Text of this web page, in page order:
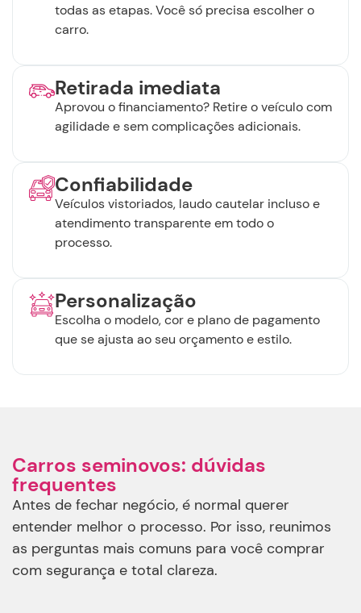
todas as etapas. Você só precisa escolher o
carro.
Retirada imediata
Aprovou o financiamento? Retire o veículo com
agilidade e sem complicações adicionais.
Confiabilidade
Veículos vistoriados, laudo cautelar incluso e
atendimento transparente em todo o
processo.
Personalização
Escolha o modelo, cor e plano de pagamento
que se ajusta ao seu orçamento e estilo.
Carros seminovos: dúvidas
frequentes
Antes de fechar negócio, é normal querer
entender melhor o processo. Por isso, reunimos
as perguntas mais comuns para você comprar
com segurança e total clareza.